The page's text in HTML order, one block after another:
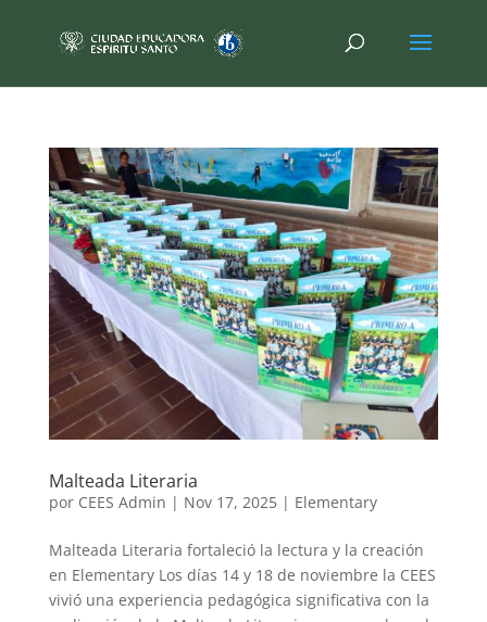
Malteada Literaria
por CEES Admin | Nov 17, 2025| Elementary
Malteada Literaria fortaleció la lectura y la creación
en Elementary Los días 14 y 18 de noviembre la CEES
vivió una experiencia pedagógica significativa con la